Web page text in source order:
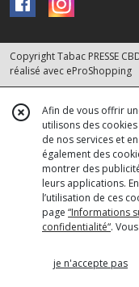
Copyright Tabac PRESSE
réalisé avec eProShopping
Afin de vous offrir
utilisons des
de nos services et
également des
montrer des
leurs applications.
l’utilisation de ces
page “Informations
confidentialité“.
je n'accepte pas